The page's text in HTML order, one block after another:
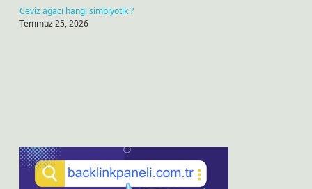
Ceviz ağacı hangi simbiyotik ?
Temmuz 25, 2026